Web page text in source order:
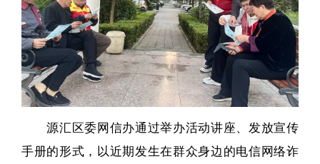
源汇区委网信办通过举办活动讲座、发放宣传
手册的形式，以近期发生在群众身边的电信网络诈